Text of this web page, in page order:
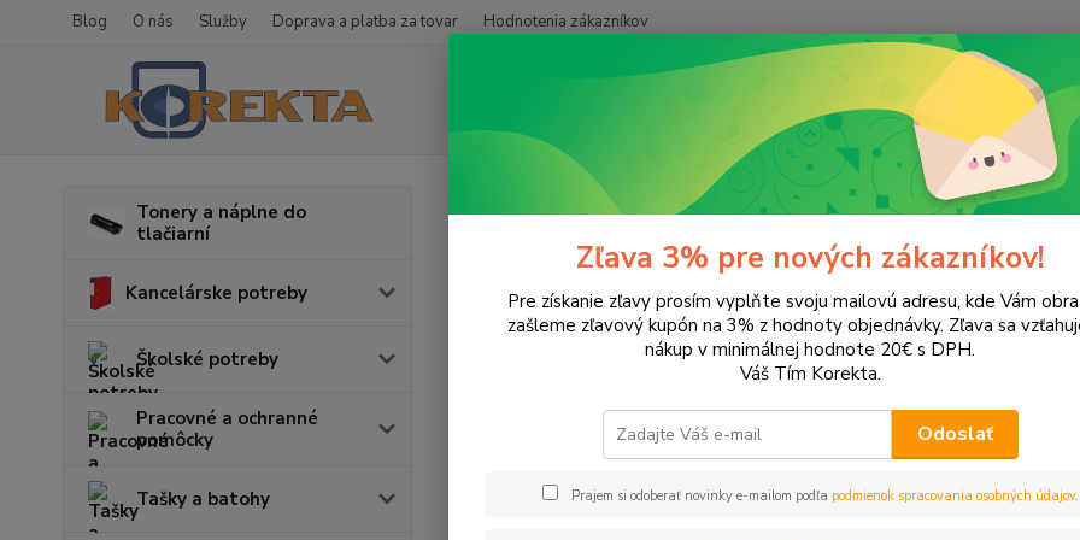
Blog O nás Služby Doprava a platba za tovar Hodnotenia zákazníkov
Tonery a náplne do
tlačiarní
Kancelárske potreby
Školské potreby
Pracovné a ochranné
pomôcky
Tašky a batohy
Tonery a náplne do tlačiarní SAMSUNG Xpress C480W
Xpress C480W
Upresniť parametre
EUR Od
Zľava 3% pre nových zákazníkov!
Pre získanie zľavy prosím vyplňte svoju mailovú adresu, kde Vám
zašleme zľavový kupón na 3% z hodnoty objednávky. Zľava sa
nákup v minimálnej hodnote 20€ s DPH.
Váš Tím Korekta.
Odoslať
Prajem si odoberať novinky e-mailom podľa podmienok spracovania osobných údajov.